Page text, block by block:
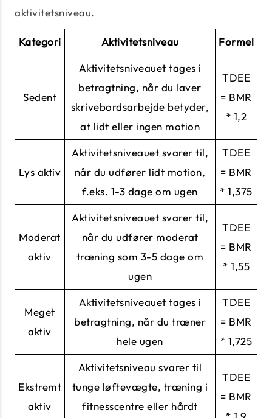
aktivitetsniveau.
Kategori Aktivitetsniveau Formel
Sedent
Aktivitetsniveauet tages i
betragtning, når du laver
skrivebordsarbejde betyder,
at lidt eller ingen motion
TDEE
= BMR
* 1,2
Lys aktiv
Aktivitetsniveauet svarer til,
når du udfører lidt motion,
f.eks. 1-3 dage om ugen
TDEE
= BMR
* 1,375
Moderat
aktiv
Aktivitetsniveauet svarer til,
når du udfører moderat
træning som 3-5 dage om
ugen
TDEE
= BMR
* 1,55
Meget
aktiv
Aktivitetsniveauet tages i
betragtning, når du træner
hele ugen
TDEE
= BMR
* 1,725
Ekstremt
aktiv
Aktivitetsniveau svarer til
tunge løftevægte, træning i
fitnesscentre eller hårdt
TDEE
= BMR